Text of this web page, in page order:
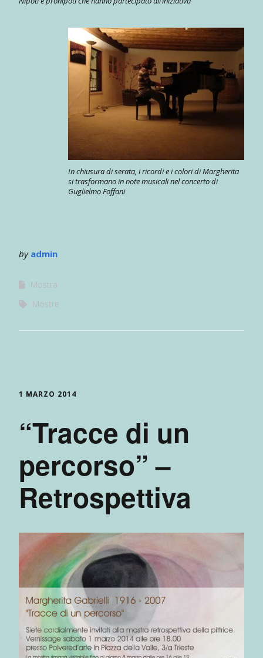
In chiusura di serata, i ricordi e i colori di Margherita
si trasformano in note musicali nel concerto di
Guglielmo Foffani
by admin
Mostra
Mostre
1 MARZO 2014
“Tracce di un
percorso” –
Retrospettiva